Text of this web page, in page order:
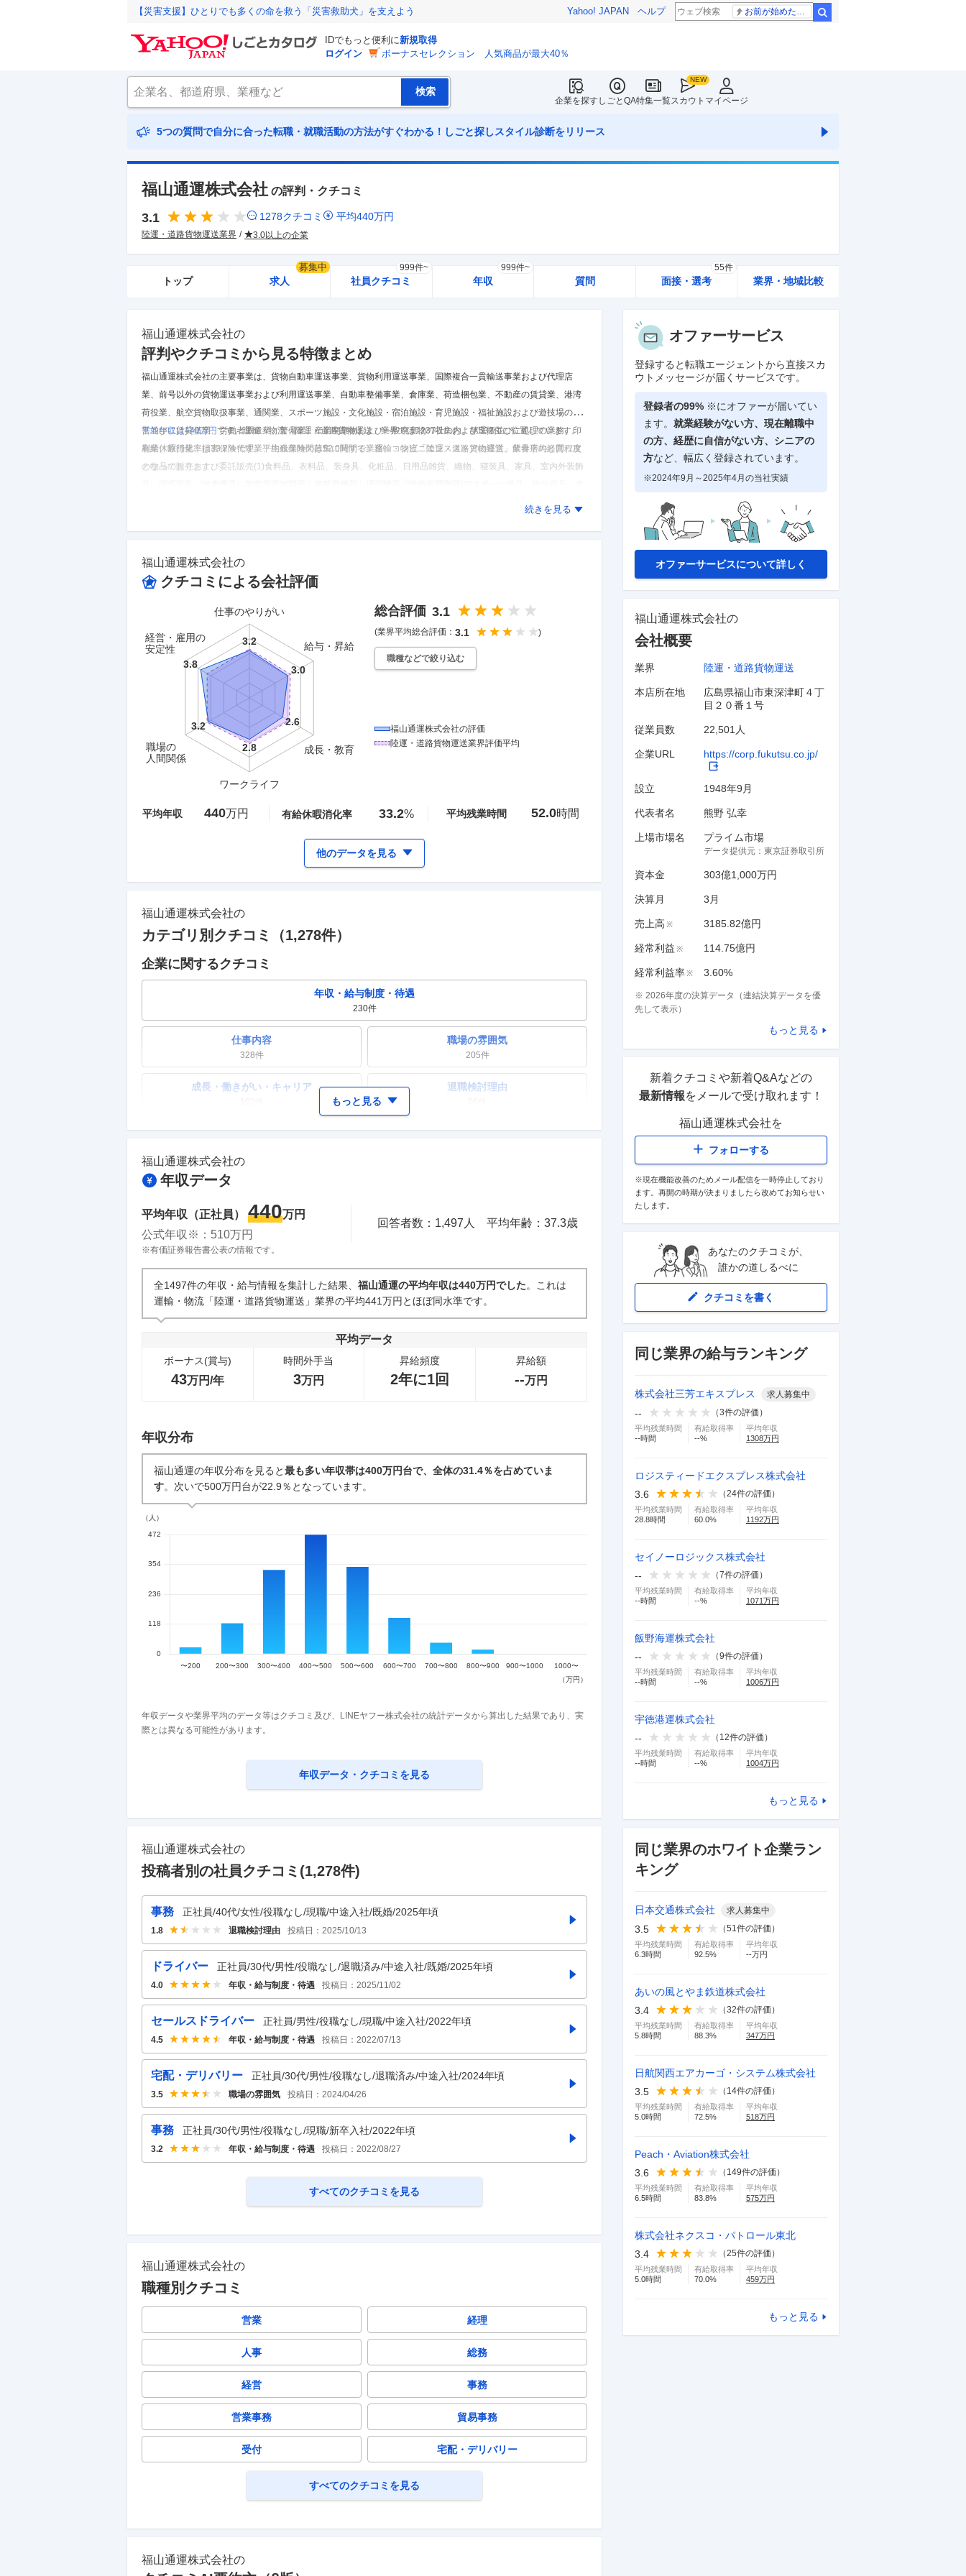
【災害支援】ひとりでも多くの命を救う「災害救助犬」を支えよう Yahoo! JAPAN ヘルプ
IDでもっと便利に新規取得
ログイン
ボーナスセレクション 人気商品が最大40％
企業を探すしごとQA特集一覧スカウト マイページ
5つの質問で自分に合った転職・就職活動の方法がすぐわかる！しごと探しスタイル診断をリリース
福山通運株式会社 の評判・クチコミ
3.1 1278クチコミ 平均440万円
陸運・道路貨物運送業界 3.0以上の企業
トップ 求人
募集中
社員クチコミ
999件~
年収
999件~
質問 面接・選考
55件
業界・地域比較
福山通運株式会社の
評判やクチコミから見る特徴まとめ
福山通運株式会社の主要事業は、貨物自動車運送事業、貨物利用運送事業、国際複合一貫輸送事業および代理店
業、前号以外の貨物運送事業および利用運送事業、自動車整備事業、倉庫業、荷造梱包業、不動産の賃貸業、港湾
荷役業、航空貨物取扱事業、通関業、スポーツ施設・文化施設・宿泊施設・育児施設・福祉施設および遊技場の経
営並びに賃貸借業、労働者派遣業、警備業、産業廃棄物および一般廃棄物の収集および運搬並びに処理の業務、印
刷業、旅行業、損害保険代理業、生命保険の募集に関する業務、コンビニエンスストアの経営、飲食店の経営、次
の物品の販売および委託販売(1)食料品、衣料品、装身具、化粧品、日用品雑貨、織物、寝装具、家具、室内外装飾
器、書籍、文房具、玩具、園芸用品、自動車、自動車用品、塗料、染料、顔料、香料、教育機器および教材、紙お
ューターおよびその関連機器による情報処理、ソフトウエアの開発および販売、付加価値データ通信サービスの提
供、乗車券・航空券・乗船券・各種チケット・宝くじ等の販売および取次業、住民票・戸籍謄抄本・印鑑証明等に
受託収納代行、代金前払方式での磁気カードおよび商品券の発行並びに販売、金銭の貸付および金銭の賃借の媒
介・保証・集金の代行並びにクレジットカード業、クレジット取次業、自動販売機の運営管理、中古自動車および
洞部品の売買、建設業、電気設備、電気通信、防災設備、消防施設工事、広告宣伝業、コンサルタント業、リネン
サプライ事業、害虫駆除業およびビル清掃業、旅客自動車運送事業および駐車場業、物品のリースおよびレンタル
業、発電および電気の供給、特定信書便事業、全各号に附帯関連する一切の事業。
総合評価は3.1と高く、比較的社員からの評価満足度が高い傾向です。
の比率が51.1％と過半数を占め、全体として良い評価が優勢です。
平均年収は440万円です。運輸・物流「陸運・道路貨物運送」業界では1237社の内、第532位に位置しています。
有給休暇消化率は33.2％です。平均残業時間は52.0時間で、運輸・物流「陸運・道路貨物運送」業界平均と同程度
となっております。
続きを見る
福山通運株式会社の
クチコミによる会社評価
総合評価 3.1
(業界平均総合評価： 3.1 )
職種などで絞り込む
仕事のやりがい
給与・昇給
成長・教育
ワークライフ
職場の
人間関係
経営・雇用の
安定性
福山通運株式会社の評価
陸運・道路貨物運送業界評価平均
平均年収 440万円 有給休暇消化率 33.2% 平均残業時間 52.0時間
他のデータを見る
福山通運株式会社の
カテゴリ別クチコミ（1,278件）
企業に関するクチコミ
年収・給与制度・待遇
230件
仕事内容
328件
職場の雰囲気
205件
成長・働きがい・キャリア 退職検討理由
ワークライフバランス 女性の活躍・働きやすさ
人事・評価制度
47
入社理由・入社後ギャップ
企業の選考に関するクチコミ
中途採用面接・選考
44件
新卒採用面接・選考
0件
もっと見る
福山通運株式会社の
年収データ
平均年収（正社員） 440万円
公式年収※： 510万円
回答者数： 1,497 人 平均年齢：37.3歳
※有価証券報告書公表の情報です。
全1497件の年収・給与情報を集計した結果、 福山通運の平均年収は440万円でした。これは
運輸・物流「陸運・道路貨物運送」業界の平均441万円とほぼ同水準です。
平均データ
ボーナス(賞与)
43万円/年
時間外手当
3万円
昇給頻度
2年に1回
昇給額
--万円
年収分布
福山通運の年収分布を見ると最も多い年収帯は400万円台で、全体の31.4％を占めていま
す。次いで500万円台が22.9％となっています。
年収データや業界平均のデータ等はクチコミ及び、LINEヤフー株式会社の統計データから算出した結果であり、実
際とは異なる可能性があります。
年収データ・クチコミを見る
福山通運株式会社の
投稿者別の社員クチコミ(1,278件)
事務 正社員/40代/女性/役職なし/現職/中途入社/既婚/2025年頃
1.8 退職検討理由 投稿日： 2025/10/13
ドライバー 正社員/30代/男性/役職なし/退職済み/中途入社/既婚/2025年頃
4.0 年収・給与制度・待遇 投稿日： 2025/11/02
セールスドライバー 正社員/男性/役職なし/現職/中途入社/2022年頃
4.5 年収・給与制度・待遇 投稿日： 2022/07/13
宅配・デリバリー 正社員/30代/男性/役職なし/退職済み/中途入社/2024年頃
3.5 職場の雰囲気 投稿日： 2024/04/26
事務 正社員/30代/男性/役職なし/現職/新卒入社/2022年頃
3.2 年収・給与制度・待遇 投稿日： 2022/08/27
すべてのクチコミを見る
福山通運株式会社の
職種別クチコミ
営業 経理
人事 総務
経営 事務
営業事務 貿易事務
受付 宅配・デリバリー
すべてのクチコミを見る
福山通運株式会社の
オファーサービス
登録すると転職エージェントから直接スカ
ウトメッセージが届くサービスです。
登録者の99% ※にオファーが届いてい
ます。 就業経験がない方、現在離職中
の方、 経歴に自信がない方、シニアの
方など、幅広く登録されています。
※2024年9月～2025年4月の当社実績
オファーサービスについて詳しく
福山通運株式会社の
会社概要
業界 陸運・道路貨物運送
本店所在地
広島県福山市東深津町４丁
目２０番１号
従業員数 22,501人
企業URL https://corp.fukutsu.co.jp/
設立 1948年9月
代表者名 熊野 弘幸
上場市場名 プライム市場
データ提供元： 東京証券取引所
資本金 303億1,000万円
決算月 3月
売上高 ※ 3185.82億円
経常利益 ※ 114.75億円
経常利益率※ 3.60%
※ 2026年度の決算データ（連結決算データを優
先して表示）
もっと見る
新着クチコミや新着Q&Aなどの
最新情報をメールで受け取れます！
福山通運株式会社を
フォローする
※現在機能改善のためメール配信を一時停止しており
ます。再開の時期が決まりましたら改めてお知らせい
たします。
あなたのクチコミが、
誰かの道しるべに
クチコミを書く
同じ業界の給与ランキング
株式会社三芳エキスプレス 求人募集中
-- （3件の評価）
平均残業時間
--時間
有給取得率
--%
平均年収
1308万円
ロジスティードエクスプレス株式会社
3.6
（24件の評価）
平均残業時間
28.8時間
有給取得率
60.0%
平均年収
1192万円
セイノーロジックス株式会社
--
（7件の評価）
平均残業時間
--時間
有給取得率
--%
平均年収
1071 万円
飯野海運株式会社
--
（9件の評価）
平均残業時間
--時間
有給取得率
--%
平均年収
1006万円
宇徳港運株式会社
--
（ 12件の評価）
平均残業時間
--時間
有給取得率
--%
平均年収
1004万円
もっと見る
同じ業界のホワイト企業ラン
キング
日本交通株式会社 求人募集中
3.5 （51件の評価）
平均残業時間
6.3時間
有給取得率
92.5%
平均年収
--万円
あいの風とやま鉄道株式会社
3.4
（32件の評価）
平均残業時間
5.8時間
有給取得率
88.3%
平均年収
347万円
日航関西エアカーゴ・システム株式会社
3.5
（ 14件の評価）
平均残業時間
5.0時間
有給取得率
72.5%
平均年収
518万円
Peach・Aviation株式会社
3.6
（ 149件の評価）
平均残業時間
6.5時間
有給取得率
83.8%
平均年収
575万円
株式会社ネクスコ・パトロール東北
3.4
（25件の評価）
平均残業時間
5.0時間
有給取得率
70.0%
平均年収
459万円
もっと見る